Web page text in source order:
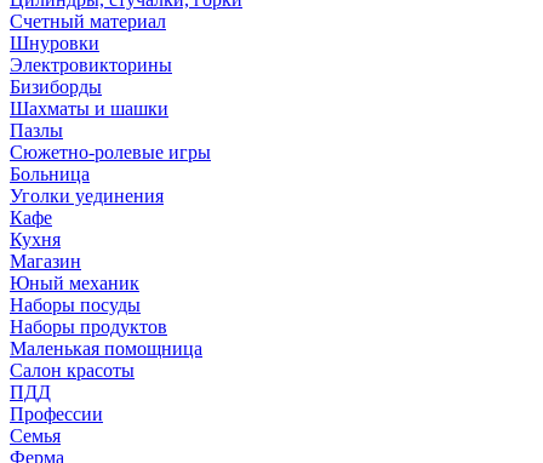
Счетный материал
Шнуровки
Электровикторины
Бизиборды
Шахматы и шашки
Пазлы
Сюжетно-ролевые игры
Больница
Уголки уединения
Кафе
Кухня
Магазин
Юный механик
Наборы посуды
Наборы продуктов
Маленькая помощница
Салон красоты
ПДД
Профессии
Семья
Ферма